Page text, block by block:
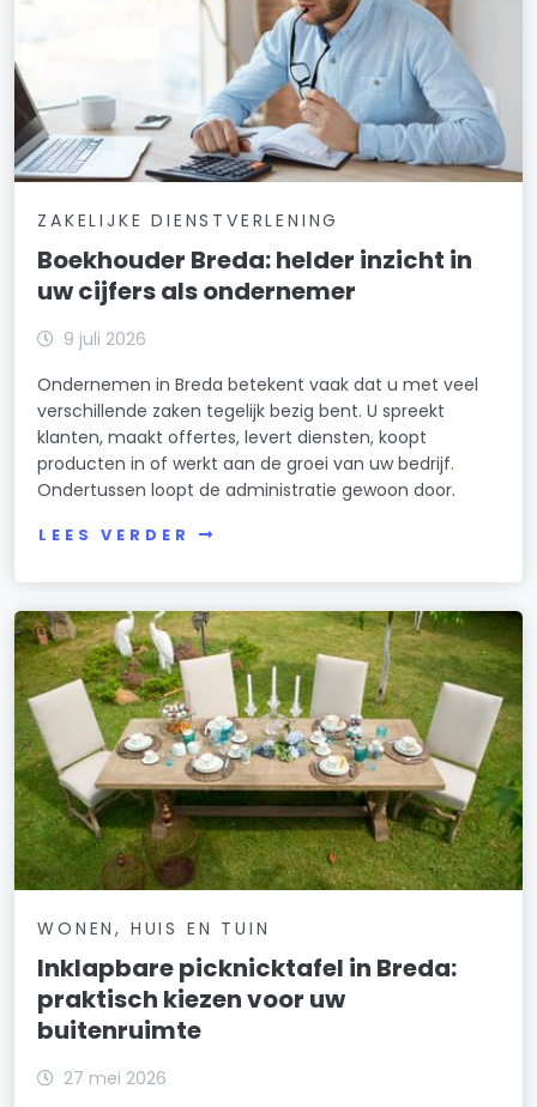
ZAKELIJKE DIENSTVERLENING
Boekhouder Breda: helder inzicht in
uw cijfers als ondernemer
9 juli 2026
Ondernemen in Breda betekent vaak dat u met veel
verschillende zaken tegelijk bezig bent. U spreekt
klanten, maakt offertes, levert diensten, koopt
producten in of werkt aan de groei van uw bedrijf.
Ondertussen loopt de administratie gewoon door.
LEES VERDER
WONEN, HUIS EN TUIN
Inklapbare picknicktafel in Breda:
praktisch kiezen voor uw
buitenruimte
27 mei 2026